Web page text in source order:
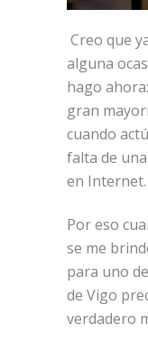
Creo que
alguna
hago
gran
cuando
falta de
en Internet.
Por eso
se me
para uno
de Vigo
verdadero